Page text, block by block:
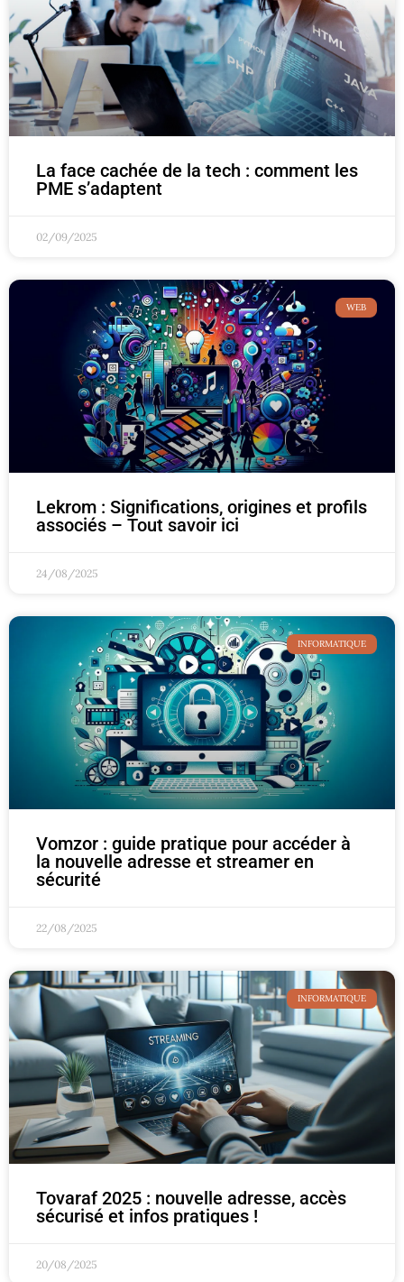
La face cachée de la tech : comment les
PME s’adaptent
02/09/2025
WEB
Lekrom : Significations, origines et profils
associés – Tout savoir ici
24/08/2025
INFORMATIQUE
Vomzor : guide pratique pour accéder à
la nouvelle adresse et streamer en
sécurité
22/08/2025
INFORMATIQUE
Tovaraf 2025 : nouvelle adresse, accès
sécurisé et infos pratiques !
20/08/2025